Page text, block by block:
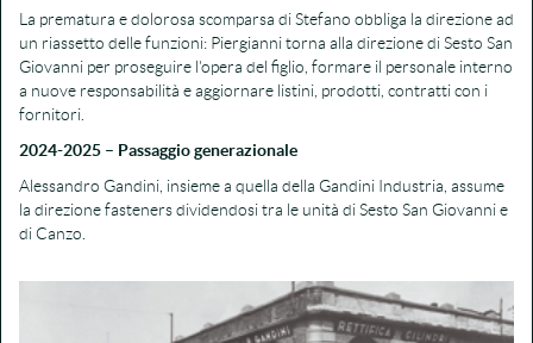
La prematura e dolorosa scomparsa di Stefano obbliga la direzione ad
un riassetto delle funzioni: Piergianni torna alla direzione di Sesto San
Giovanni per proseguire l'opera del figlio, formare il personale interno
a nuove responsabilità e aggiornare listini, prodotti, contratti con i
fornitori.
2024-2025 – Passaggio generazionale
Alessandro Gandini, insieme a quella della Gandini Industria, assume
la direzione fasteners dividendosi tra le unità di Sesto San Giovanni e
di Canzo.